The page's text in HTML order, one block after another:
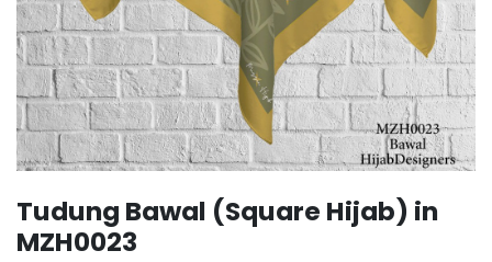
Tudung Bawal (Square Hijab) in
MZH0023